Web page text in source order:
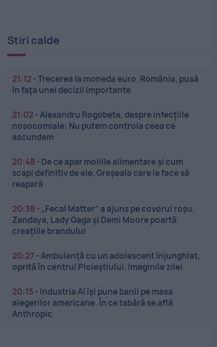
Stiri calde
21:12 -Trecerea la moneda euro. România, pusă
în fața unei decizii importante
21:02 -Alexandru Rogobete, despre infecțiile
nosocomiale: Nu putem controla ceea ce
ascundem
20:48 - De ce apar moliile alimentare și cum
scapi definitiv de ele. Greșeala care le face să
reapară
20:38 - „Fecal Matter” a ajuns pe covorul roșu.
Zendaya, Lady Gaga și Demi Moore poartă
creațiile brandului
20:27 -Ambulanță cu un adolescent înjunghiat,
oprită în centrul Ploieștiului. Imaginile zilei
20:15 - Industria AI își pune banii pe masa
alegerilor americane. În ce tabără se află
Anthropic